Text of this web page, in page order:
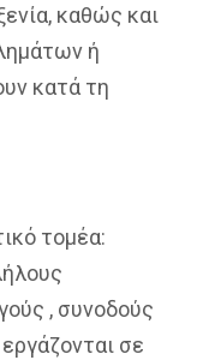
καθώς και
ή
κατά τη
τομέα:
, συνοδούς
σε